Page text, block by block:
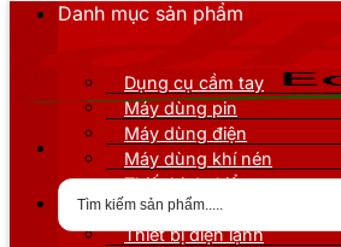
Danh mục sản phẩm
Dụng cụ cầm tay
Máy dùng pin
Máy dùng điện
Máy dùng khí nén
Thiết bị đo kiểm
Thiết bị nâng đỡ
Thiết bị điện lạnh